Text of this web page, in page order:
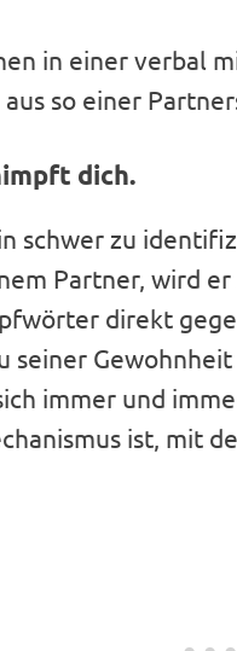
in einer verbal
so einer
dich.
schwer zu
Partner, wird
direkt
seiner
immer und
ist, mit